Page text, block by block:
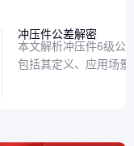
冲压件公差解密
本文解析冲压件6级公
包括其定义、应用场